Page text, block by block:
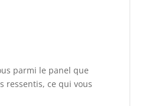
parmi le panel que
ressentis, ce qui vous